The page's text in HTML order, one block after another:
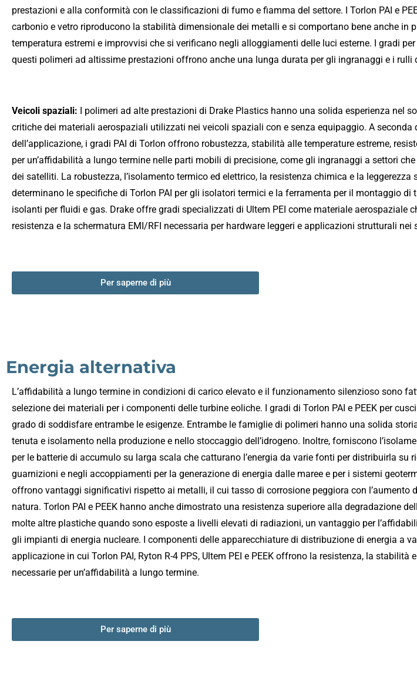
prestazioni e alla conformità con le classificazioni di fumo e fiamma del settore. I Torlon PAI e
carbonio e vetro riproducono la stabilità dimensionale dei metalli e si comportano bene anche in
temperatura estremi e improvvisi che si verificano negli alloggiamenti delle luci esterne. I gradi
questi polimeri ad altissime prestazioni offrono anche una lunga durata per gli ingranaggi e i rulli
Veicoli spaziali: I polimeri ad alte prestazioni di Drake Plastics hanno una solida esperienza nel
critiche dei materiali aerospaziali utilizzati nei veicoli spaziali con e senza equipaggio. A seconda
dell’applicazione, i gradi PAI di Torlon offrono robustezza, stabilità alle temperature estreme,
per un’affidabilità a lungo termine nelle parti mobili di precisione, come gli ingranaggi a settori
dei satelliti. La robustezza, l’isolamento termico ed elettrico, la resistenza chimica e la leggerezza
determinano le specifiche di Torlon PAI per gli isolatori termici e la ferramenta per il montaggio di
isolanti per fluidi e gas. Drake offre gradi specializzati di Ultem PEI come materiale aerospaziale
resistenza e la schermatura EMI/RFI necessaria per hardware leggeri e applicazioni strutturali nei
Per saperne di più
Energia alternativa
L’affidabilità a lungo termine in condizioni di carico elevato e il funzionamento silenzioso sono
selezione dei materiali per i componenti delle turbine eoliche. I gradi di Torlon PAI e PEEK per
grado di soddisfare entrambe le esigenze. Entrambe le famiglie di polimeri hanno una solida
tenuta e isolamento nella produzione e nello stoccaggio dell’idrogeno. Inoltre, forniscono
per le batterie di accumulo su larga scala che catturano l’energia da varie fonti per distribuirla su
guarnizioni e negli accoppiamenti per la generazione di energia dalle maree e per i sistemi
offrono vantaggi significativi rispetto ai metalli, il cui tasso di corrosione peggiora con l’aumento
natura. Torlon PAI e PEEK hanno anche dimostrato una resistenza superiore alla degradazione
molte altre plastiche quando sono esposte a livelli elevati di radiazioni, un vantaggio per
gli impianti di energia nucleare. I componenti delle apparecchiature di distribuzione di energia a
applicazione in cui Torlon PAI, Ryton R-4 PPS, Ultem PEI e PEEK offrono la resistenza, la stabilità
necessarie per un’affidabilità a lungo termine.
Per saperne di più